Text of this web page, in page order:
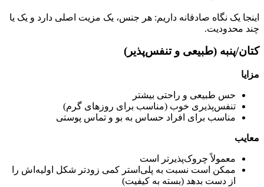
اینجا یک نگاه صادقانه داریم: هر جنس، یک مزیت اصلی دارد و یک یا
چند محدودیت.
کتان/پنبه (طبیعی و تنفس‌پذیر)
مزایا
حس طبیعی و راحتی بیشتر
تنفس‌پذیری خوب (مناسب برای روزهای گرم)
مناسب برای افراد حساس به بو و تماس پوستی
معایب
معمولاً چروک‌پذیرتر است
ممکن است نسبت به پلی‌استر کمی زودتر شکل اولیه‌اش را
از دست بدهد (بسته به کیفیت)